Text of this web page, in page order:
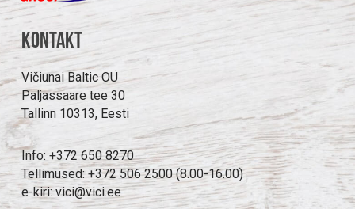
Kontakt
Vičiunai Baltic OÜ
Paljassaare tee 30
Tallinn 10313, Eesti
Info: +372 650 8270
Tellimused: +372 506 2500 (8.00-16.00)
e-kiri: vici@vici.ee